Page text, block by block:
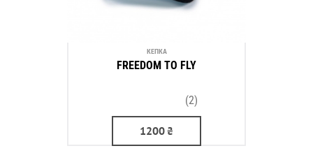
КЕПКА
FREEDOM TO FLY
(2)
1200₴